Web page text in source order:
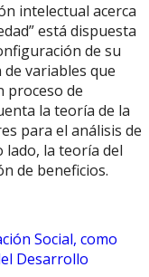
intelectual acerca
está dispuesta
de su
de variables que
proceso de
la teoría de la
para el análisis de
lado, la teoría del
de beneficios.
Social, como
Desarrollo